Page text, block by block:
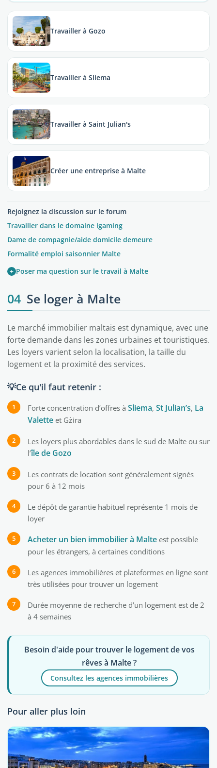
Travailler à Gozo
Travailler à Sliema
Travailler à Saint Julian's
Créer une entreprise à Malte
Rejoignez la discussion sur le forum
Travailler dans le domaine igaming
Dame de compagnie/aide domicile demeure
Formalité emploi saisonnier Malte
+ Poser ma question sur le travail à Malte
04 Se loger à Malte
Le marché immobilier maltais est dynamique, avec une
forte demande dans les zones urbaines et touristiques.
Les loyers varient selon la localisation, la taille du
logement et la proximité des services.
💡Ce qu'il faut retenir :
Forte concentration d’offres à Sliema, St Julian’s, La
Valette et Gżira
Les loyers plus abordables dans le sud de Malte ou sur
l’île de Gozo
Les contrats de location sont généralement signés
pour 6 à 12 mois
Le dépôt de garantie habituel représente 1 mois de
loyer
Acheter un bien immobilier à Malte est possible
pour les étrangers, à certaines conditions
Les agences immobilières et plateformes en ligne sont
très utilisées pour trouver un logement
Durée moyenne de recherche d’un logement est de 2
à 4 semaines
Besoin d'aide pour trouver le logement de vos
rêves à Malte ?
Consultez les agences immobilières
Pour aller plus loin